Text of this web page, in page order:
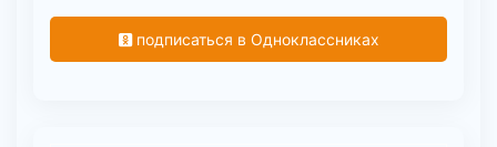
подписаться в Одноклассниках